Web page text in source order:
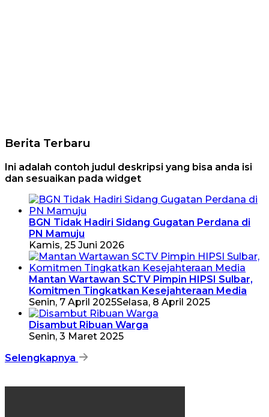
Berita Terbaru
Ini adalah contoh judul deskripsi yang bisa anda isi
dan sesuaikan pada widget
BGN Tidak Hadiri Sidang Gugatan Perdana di
PN Mamuju
Kamis, 25 Juni 2026
Mantan Wartawan SCTV Pimpin HIPSI Sulbar,
Komitmen Tingkatkan Kesejahteraan Media
Senin, 7 April 2025Selasa, 8 April 2025
Disambut Ribuan Warga
Senin, 3 Maret 2025
Selengkapnya